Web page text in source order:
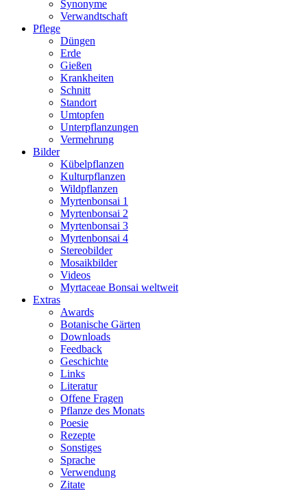
Synonyme
Verwandtschaft
Pflege
Düngen
Erde
Gießen
Krankheiten
Schnitt
Standort
Umtopfen
Unterpflanzungen
Vermehrung
Bilder
Kübelpflanzen
Kulturpflanzen
Wildpflanzen
Myrtenbonsai 1
Myrtenbonsai 2
Myrtenbonsai 3
Myrtenbonsai 4
Stereobilder
Mosaikbilder
Videos
Myrtaceae Bonsai weltweit
Extras
Awards
Botanische Gärten
Downloads
Feedback
Geschichte
Links
Literatur
Offene Fragen
Pflanze des Monats
Poesie
Rezepte
Sonstiges
Sprache
Verwendung
Zitate